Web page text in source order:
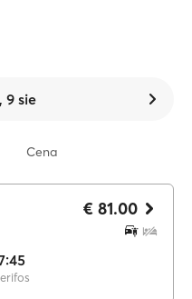
9 sie
Cena
€ 81.00